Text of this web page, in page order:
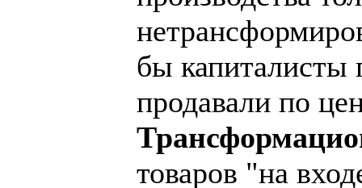
бы капиталисты
продавали по
товаров "на